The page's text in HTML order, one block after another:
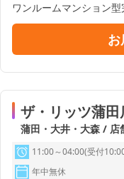
ワンルームマンション
味わってください！！
水溶性マッサージオイ
きりの施術を当店自慢の
お
ザ・リッツ蒲田
蒲田・大井・大森 / 店
11:00～04:00(受付
年中無休